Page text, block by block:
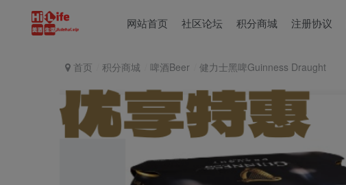
网站首页 社区论坛 积分商城 注册协议
首页 积分商城 啤酒Beer 健力士黑啤Guinness Draught‌